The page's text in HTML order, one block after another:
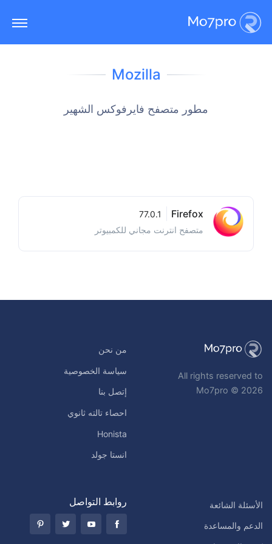
Mozilla
مطور متصفح فايرفوكس الشهير
Firefox
77.0.1
متصفح انترنت مجاني للكمبيوتر
All rights reserved to
Mo7pro © 2026
من نحن
سياسة الخصوصية
إتصل بنا
احصاء تالته ثانوي
Honista
انستا جولد
الأسئلة الشائعة
الدعم والمساعدة
روابط التواصل